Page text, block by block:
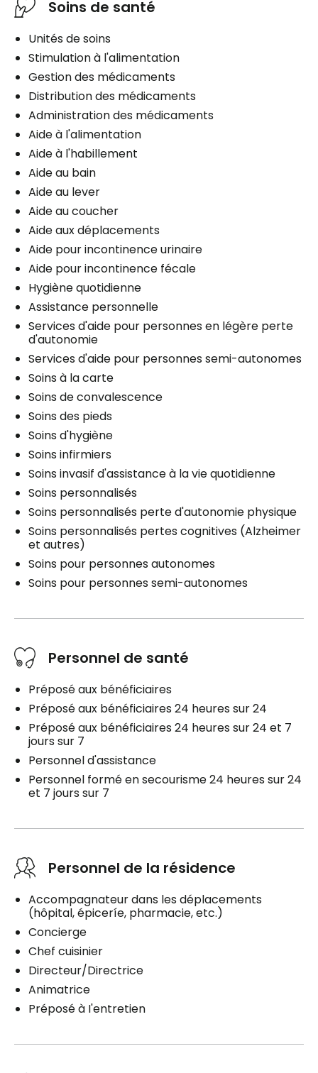
Soins de santé
Unités de soins
Stimulation à l'alimentation
Gestion des médicaments
Distribution des médicaments
Administration des médicaments
Aide à l'alimentation
Aide à l'habillement
Aide au bain
Aide au lever
Aide au coucher
Aide aux déplacements
Aide pour incontinence urinaire
Aide pour incontinence fécale
Hygiène quotidienne
Assistance personnelle
Services d'aide pour personnes en légère perte
d'autonomie
Services d'aide pour personnes semi-autonomes
Soins à la carte
Soins de convalescence
Soins des pieds
Soins d'hygiène
Soins infirmiers
Soins invasif d'assistance à la vie quotidienne
Soins personnalisés
Soins personnalisés perte d'autonomie physique
Soins personnalisés pertes cognitives (Alzheimer
et autres)
Soins pour personnes autonomes
Soins pour personnes semi-autonomes
Personnel de santé
Préposé aux bénéficiaires
Préposé aux bénéficiaires 24 heures sur 24
Préposé aux bénéficiaires 24 heures sur 24 et 7
jours sur 7
Personnel d'assistance
Personnel formé en secourisme 24 heures sur 24
et 7 jours sur 7
Personnel de la résidence
Accompagnateur dans les déplacements
(hôpital, épiceríe, pharmacie, etc.)
Concierge
Chef cuisinier
Directeur/Directrice
Animatrice
Préposé à I'entretien